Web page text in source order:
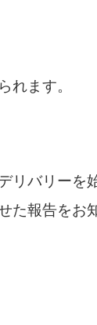
れます。
リバリーを
た報告をお